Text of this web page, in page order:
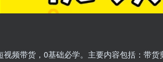
频带货，0基础必学。主要内容包括：带